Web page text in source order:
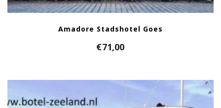
Amadore Stadshotel Goes
€71,00